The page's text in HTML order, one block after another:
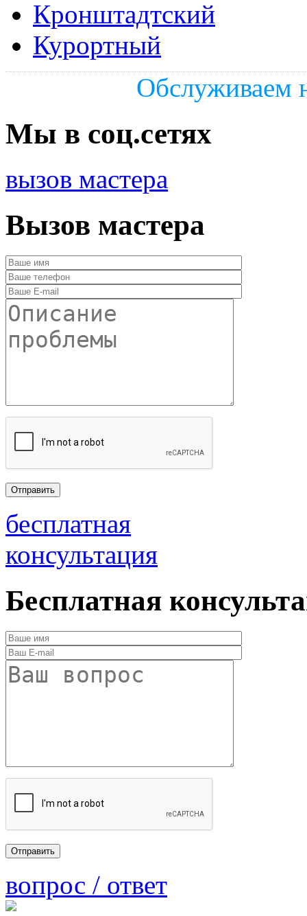
Кронштадтский
Курортный
Обслуживаем
Мы в соц.сетях
вызов мастера
Вызов мастера
бесплатная
консультация
Бесплатная
вопрос / ответ